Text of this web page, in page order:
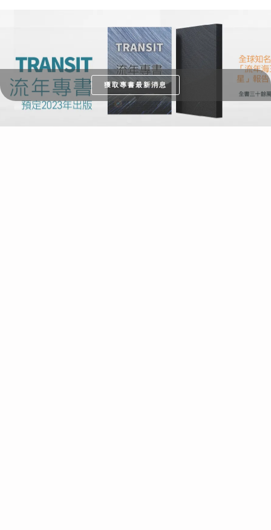
獲取專書最新消息